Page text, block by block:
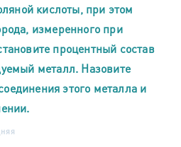
кислоты, при этом
измеренного при
процентный состав
металл. Назовите
этого металла и